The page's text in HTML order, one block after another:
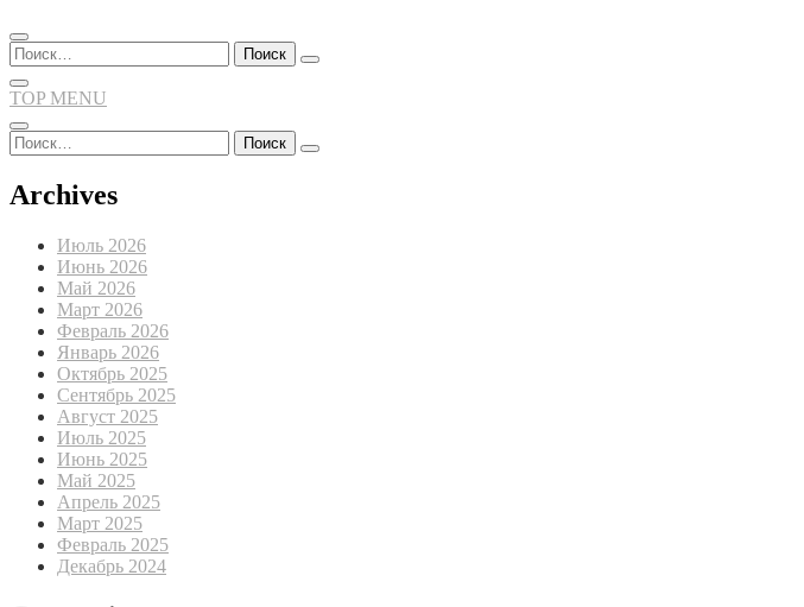
Найти:
TOP MENU
Найти:
Archives
Июль 2026
Июнь 2026
Май 2026
Март 2026
Февраль 2026
Январь 2026
Октябрь 2025
Сентябрь 2025
Август 2025
Июль 2025
Июнь 2025
Май 2025
Апрель 2025
Март 2025
Февраль 2025
Декабрь 2024